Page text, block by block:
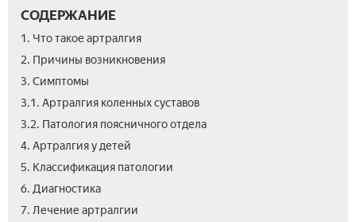
СОДЕРЖАНИЕ
1. Что такое артралгия
2. Причины возникновения
3. Симптомы
3.1. Артралгия коленных суставов
3.2. Патология поясничного отдела
4. Артралгия у детей
5. Классификация патологии
6. Диагностика
7. Лечение артралгии